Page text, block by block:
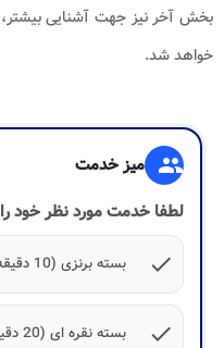
بخش آخر نیز جهت آشنایی
خواهد شد.
group میز خدمت
لطفا خدمت مورد نظر خود را
check
بسته برنزی (10 دقیقه ای) سایت طبیب یار 24
check بسته نقره ای (20 دقیقه ای) سایت طبیب یار 24